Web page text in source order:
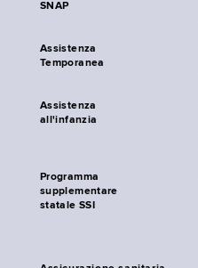
SNAP
Assistenza
Temporanea
Assistenza
all'infanzia
Programma
supplementare
statale SSI